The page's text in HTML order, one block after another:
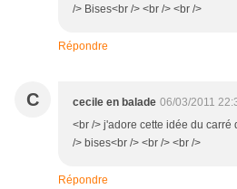
/> Bises<br /> <br /> <br />
Répondre
C cecile en balade 06/03/2011
<br /> j'adore cette idée du
/> bises<br /> <br /> <br />
Répondre